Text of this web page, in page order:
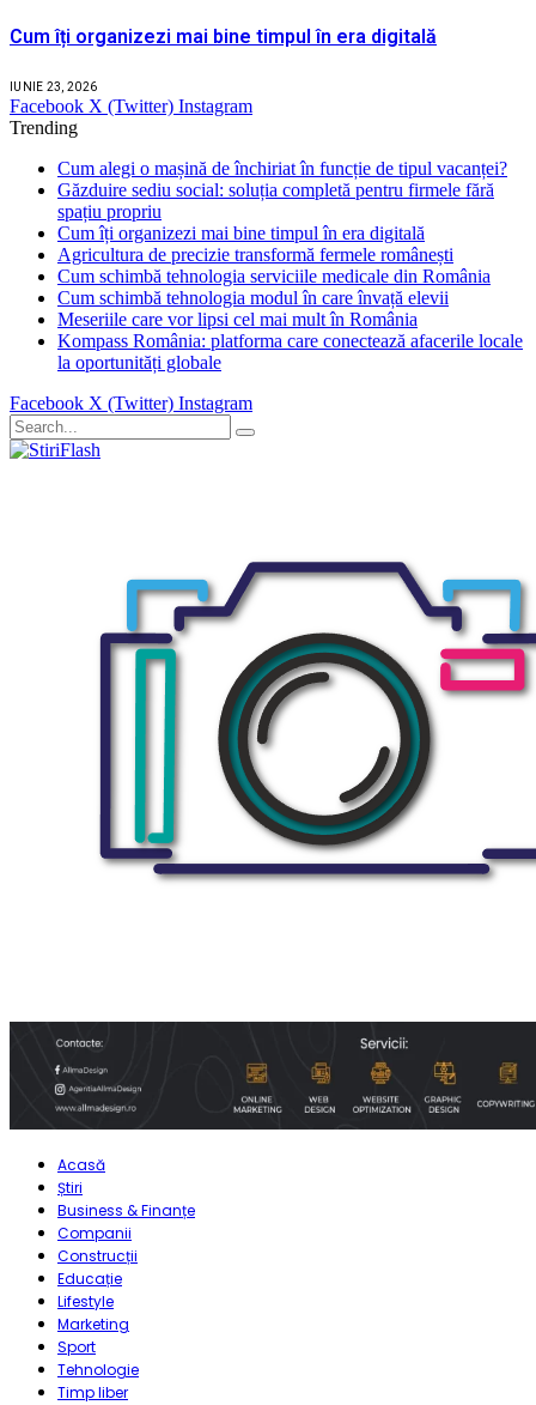
Cum îți organizezi mai bine timpul în era digitală
IUNIE 23, 2026
Facebook X (Twitter) Instagram
Trending
Cum alegi o mașină de închiriat în funcție de tipul vacanței?
Găzduire sediu social: soluția completă pentru firmele fără
spațiu propriu
Cum îți organizezi mai bine timpul în era digitală
Agricultura de precizie transformă fermele românești
Cum schimbă tehnologia serviciile medicale din România
Cum schimbă tehnologia modul în care învață elevii
Meseriile care vor lipsi cel mai mult în România
Kompass România: platforma care conectează afacerile locale
la oportunități globale
Facebook X (Twitter) Instagram
Acasă
Știri
Business & Finanțe
Companii
Construcții
Educație
Lifestyle
Marketing
Sport
Tehnologie
Timp liber